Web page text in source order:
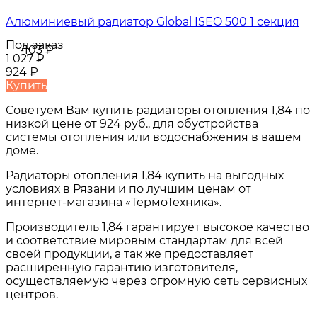
-103₽
Алюминиевый радиатор Global ISEO 500 1 секция
Под заказ
1 027₽
924 ₽
Купить
Советуем Вам купить радиаторы отопления 1,84 по
низкой цене от 924 руб., для обустройства
системы отопления или водоснабжения в вашем
доме.
Радиаторы отопления 1,84 купить на выгодных
условиях в Рязани и по лучшим ценам от
интернет-магазина «ТермоТехника».
Производитель 1,84 гарантирует высокое качество
и соответствие мировым стандартам для всей
своей продукции, а так же предоставляет
расширенную гарантию изготовителя,
осуществляемую через огромную сеть сервисных
центров.